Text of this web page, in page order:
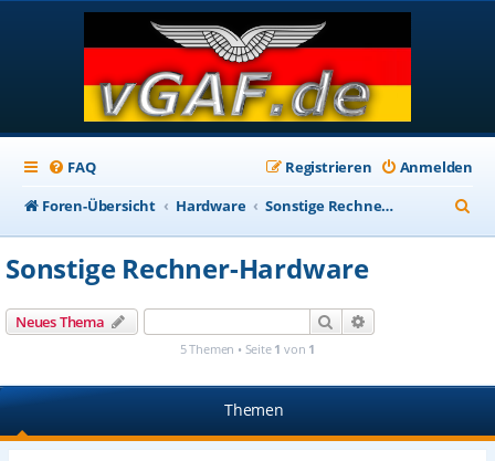
FAQ Anmelden
Registrieren
Foren-Übersicht
Hardware Sonstige Rechner-Hardware
u
Sonstige Rechner-Hardware
Neues Thema Suche
5 Themen • Seite 1 von 1
Themen